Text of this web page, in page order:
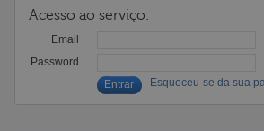
Acesso ao serviço:
Email
Password
Esqueceu-se da sua